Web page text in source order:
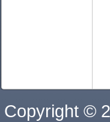
Copyright ©